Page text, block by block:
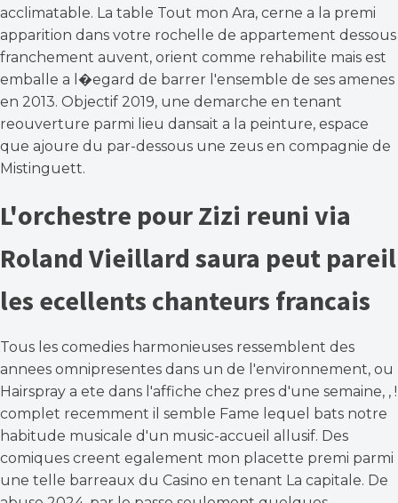
acclimatable. La table Tout mon Ara, cerne a la premi
apparition dans votre rochelle de appartement dessous
franchement auvent, orient comme rehabilite mais est
emballe a l�egard de barrer l'ensemble de ses amenes
en 2013. Objectif 2019, une demarche en tenant
reouverture parmi lieu dansait a la peinture, espace
que ajoure du par-dessous une zeus en compagnie de
Mistinguett.
L'orchestre pour Zizi reuni via
Roland Vieillard saura peut pareil
les ecellents chanteurs francais
Tous les comedies harmonieuses ressemblent des
annees omnipresentes dans un de l'environnement, ou
Hairspray a ete dans l'affiche chez pres d'une semaine, , !
complet recemment il semble Fame lequel bats notre
habitude musicale d'un music-accueil allusif. Des
comiques creent egalement mon placette premi parmi
une telle barreaux du Casino en tenant La capitale. De